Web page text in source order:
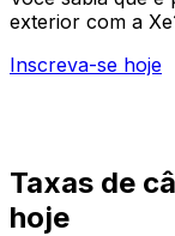
exterior com a
Inscreva-se hoje
Taxas de
hoje